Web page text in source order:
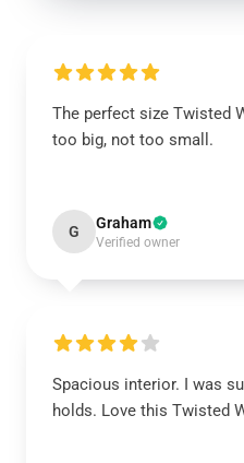
The perfect size Twisted
too big, not too small.
G Graham
Verified owner
Spacious interior. I was
holds. Love this Twisted